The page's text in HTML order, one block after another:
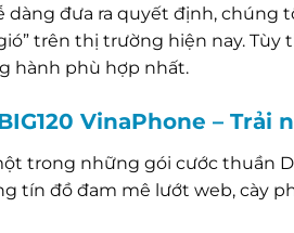
dàng đưa ra quyết định, chúng
trên thị trường hiện nay.
hành phù hợp nhất.
VinaPhone –
trong những gói cước thuần
tín đồ đam mê lướt web, cày